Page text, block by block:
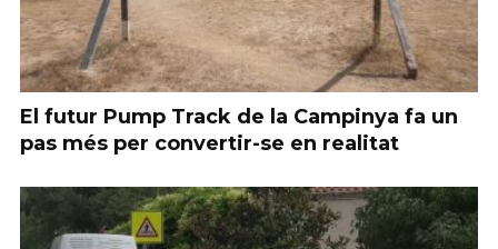
El futur Pump Track de la Campinya fa un
pas més per convertir-se en realitat